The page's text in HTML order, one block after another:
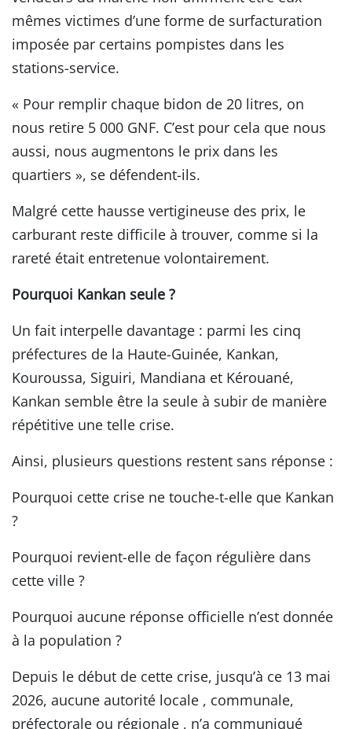
mêmes victimes d’une forme de surfacturation
imposée par certains pompistes dans les
stations-service.
« Pour remplir chaque bidon de 20 litres, on
nous retire 5 000 GNF. C’est pour cela que nous
aussi, nous augmentons le prix dans les
quartiers », se défendent-ils.
Malgré cette hausse vertigineuse des prix, le
carburant reste difficile à trouver, comme si la
rareté était entretenue volontairement.
Pourquoi Kankan seule ?
Un fait interpelle davantage : parmi les cinq
préfectures de la Haute-Guinée, Kankan,
Kouroussa, Siguiri, Mandiana et Kérouané,
Kankan semble être la seule à subir de manière
répétitive une telle crise.
Ainsi, plusieurs questions restent sans réponse :
Pourquoi cette crise ne touche-t-elle que Kankan
?
Pourquoi revient-elle de façon régulière dans
cette ville ?
Pourquoi aucune réponse officielle n’est donnée
à la population ?
Depuis le début de cette crise, jusqu’à ce 13 mai
2026, aucune autorité locale , communale,
préfectorale ou régionale , n’a communiqué